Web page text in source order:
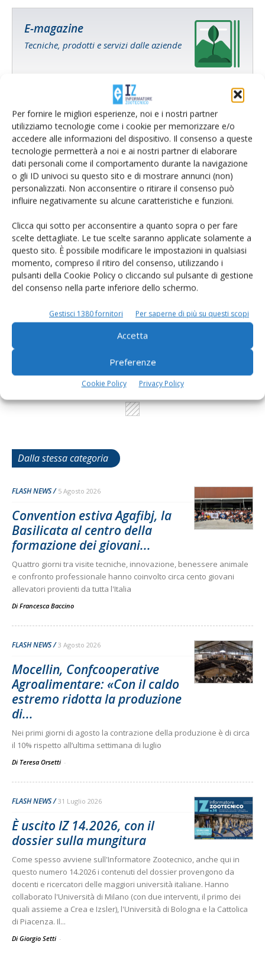
Per fornire le migliori esperienze, noi e i nostri partner
utilizziamo tecnologie come i cookie per memorizzare e/o
accedere alle informazioni del dispositivo. Il consenso a queste
tecnologie permetterà a noi e ai nostri partner di elaborare
dati personali come il comportamento durante la navigazione
o gli ID univoci su questo sito e di mostrare annunci (non)
personalizzati. Non acconsentire o ritirare il consenso può
influire negativamente su alcune caratteristiche e funzioni.
Clicca qui sotto per acconsentire a quanto sopra o per fare
scelte dettagliate. Le tue scelte saranno applicate solamente a
questo sito. È possibile modificare le impostazioni in qualsiasi
momento, compreso il ritiro del consenso, utilizzando i
pulsanti della Cookie Policy o cliccando sul pulsante di gestione
del consenso nella parte inferiore dello schermo.
Gestisci 1380 fornitori Per saperne di più su questi scopi
Accetta
Preferenze
Cookie Policy Privacy Policy
E-magazine
Tecniche, prodotti e servizi dalle aziende
Catalogo Aziende e Prodotti
Un modo semplice per cercare un'azienda o un
prodotto!
L'Esperto risponde
Cerca adesso
Dalla stessa categoria
FLASH NEWS 5 Agosto 2026
Convention estiva Agafibj, la
Basilicata al centro della
formazione dei giovani...
Quattro giorni tra visite tecniche, innovazione, benessere animale
e confronto professionale hanno coinvolto circa cento giovani
allevatori provienti da tutta l'Italia
Di Francesca Baccino
FLASH NEWS 3 Agosto 2026
Mocellin, Confcooperative
Agroalimentare: «Con il caldo
estremo ridotta la produzione
di...
Nei primi giorni di agosto la contrazione della produzione è di circa
il 10% rispetto all’ultima settimana di luglio
Di Teresa Orsetti -
FLASH NEWS 31 Luglio 2026
È uscito IZ 14.2026, con il
dossier sulla mungitura
Come spesso avviene sull'Informatore Zootecnico, anche qui in
questo numero 14.2026 i contenuti del dossier provengono da
docenti e ricercatori delle maggiori università italiane. Hanno
collaborato l'Università di Milano (con due interventi, il primo dei
quali assieme a Crea e Izsler), l'Università di Bologna e la Cattolica
di Piacenza. Il...
Di Giorgio Setti -